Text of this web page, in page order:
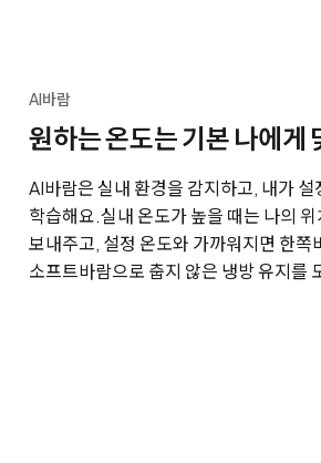
AI바람
원하는 온도는 기본 나에게
AI바람은 실내 환경을 감지하고, 내가 설
학습해요.실내 온도가 높을 때는 나의
보내주고, 설정 온도와 가까워지면 한쪽
소프트바람으로 춥지 않은 냉방 유지를